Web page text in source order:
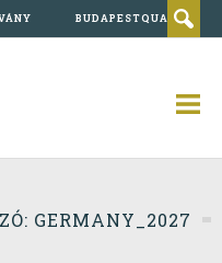
BUDAPESTQUAD
GERMANY_2027